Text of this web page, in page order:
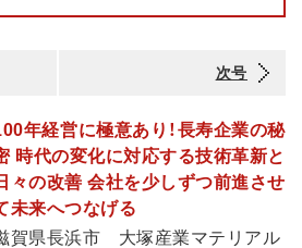
次号
年経営に極意あり！長寿企業の秘
時代の変化に対応する技術革新と
々の改善 会社を少しずつ前進させ
未来へつなげる
賀県長浜市 大塚産業マテリアル